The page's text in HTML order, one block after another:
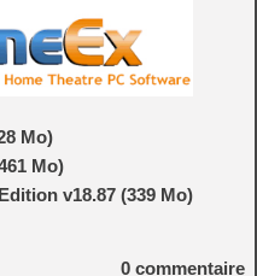
Mo)
Mo)
v18.87 (339 Mo)
0 commentaire